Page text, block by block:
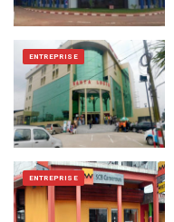
ENTREPRISE
ENTREPRISE